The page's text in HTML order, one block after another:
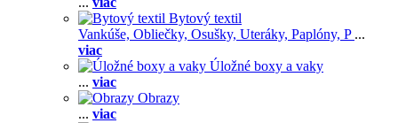
Bytový textil
Vankúše, Obliečky, Osušky, Uteráky, Paplóny, P ...
viac
Úložné boxy a vaky
... viac
Obrazy
... viac